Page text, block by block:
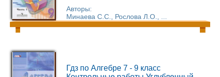
Авторы:
Минаева С.С., Рослова Л.О., ...
Гдз по Алгебре 7 - 9 класс